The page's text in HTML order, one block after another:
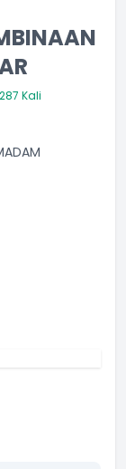
Kali